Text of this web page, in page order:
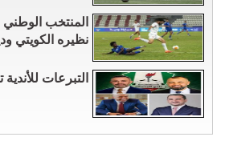
نظيره الكويتي
التبرعات